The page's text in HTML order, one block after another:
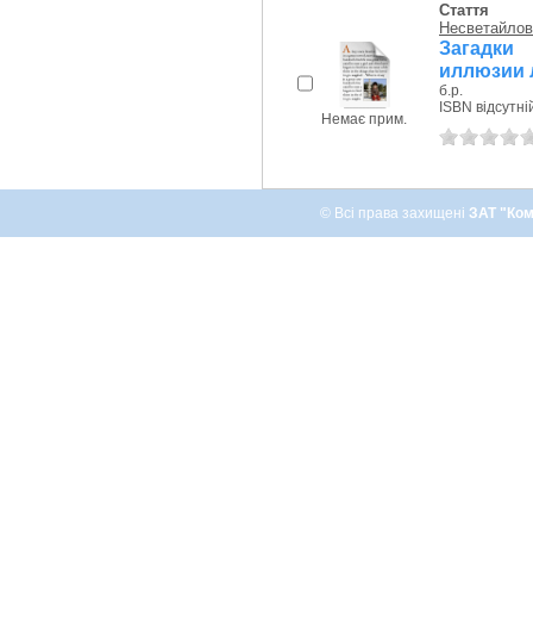
Немає прим.
Стаття
иллюзии
б.р.
ISBN
© Всі права захищені ЗАТ